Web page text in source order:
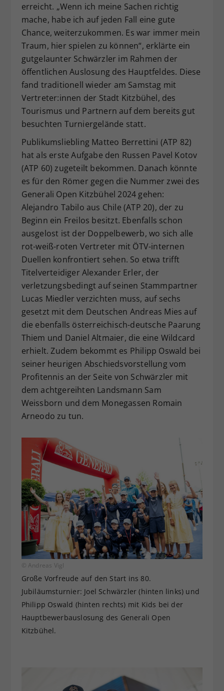
erreicht. „Wenn ich meine Sachen richtig
mache, habe ich auf jeden Fall eine gute
Chance, weiterzukommen. Es war immer mein
Traum, hier spielen zu können“, erklärte ein
gutgelaunter Schwärzler im Rahmen der
öffentlichen Auslosung des Hauptfeldes. Diese
fand traditionell wieder am Samstag mit
Vertreter:innen der Stadt Kitzbühel, des
Tourismus und Partnern auf dem bereits gut
besuchten Turniergelände statt.
Publikumsliebling Matteo Berrettini (ATP 82)
hat als erste Aufgabe den Russen Pavel Kotov
(ATP 60) zugeteilt bekommen. Danach könnte
es für den Römer gegen die Nummer zwei des
Generali Open Kitzbühel 2024 gehen:
Alejandro Tabilo aus Chile (ATP 20), der zu
Beginn ein Freilos besitzt. Ebenfalls schon
ausgelost ist der Doppelbewerb, wo sich alle
rot-weiß-roten Vertreter mit ÖTV-internen
Duellen konfrontiert sehen. So etwa trifft
Titelverteidiger Alexander Erler, der
verletzungsbedingt auf seinen Stammpartner
Lucas Miedler verzichten muss, auf sechs
gesetzt mit dem Deutschen Andreas Mies auf
die ebenfalls österreichisch-deutsche Paarung
Thiem und Daniel Altmaier, die eine Wildcard
erhielt. Zudem bekommt es Philipp Oswald bei
seiner heurigen Abschiedsvorstellung vom
Profitennis an der Seite von Schwärzler mit
dem achtgereihten Landsmann Sam
Weissborn und dem Monegassen Romain
Arneodo zu tun.
© Andreas Vigl
Große Vorfreude auf den Start ins 80.
Jubiläumsturnier: Joel Schwärzler (hinten links) und
Philipp Oswald (hinten rechts) mit Kids bei der
Hauptbewerbauslosung des Generali Open
Kitzbühel.